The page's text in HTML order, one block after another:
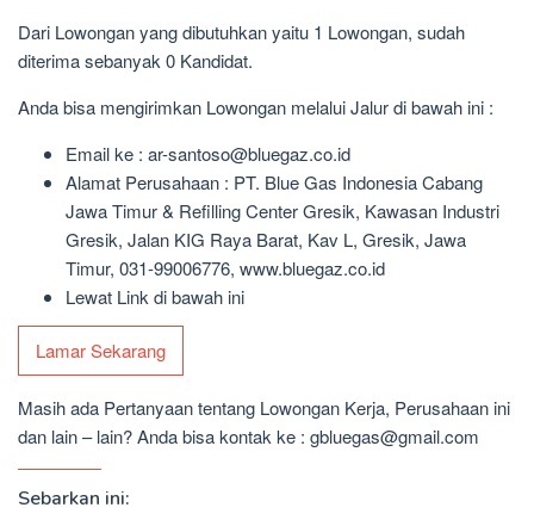
Dari Lowongan yang dibutuhkan yaitu 1 Lowongan, sudah
diterima sebanyak 0 Kandidat.
Anda bisa mengirimkan Lowongan melalui Jalur di bawah ini :
Email ke : ar-santoso@bluegaz.co.id
Alamat Perusahaan : PT. Blue Gas Indonesia Cabang
Jawa Timur & Refilling Center Gresik, Kawasan Industri
Gresik, Jalan KIG Raya Barat, Kav L, Gresik, Jawa
Timur, 031-99006776, www.bluegaz.co.id
Lewat Link di bawah ini
Lamar Sekarang
Masih ada Pertanyaan tentang Lowongan Kerja, Perusahaan ini
dan lain – lain? Anda bisa kontak ke : gbluegas@gmail.com
Sebarkan ini: